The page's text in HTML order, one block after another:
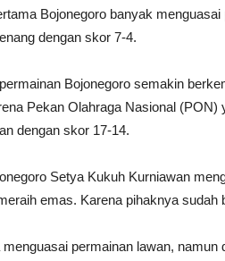
Bojonegoro banyak
dengan skor 7-4.
Bojonegoro semakin
Pekan Olahraga Nasional
dengan skor 17-14.
Setya Kukuh Kurniawan
emas. Karena pihaknya sudah
menguasai permainan lawan,